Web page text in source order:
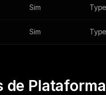
Sim
Sim
de